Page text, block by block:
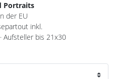
Portraits
der EU
inkl.
Aufsteller bis 21x30